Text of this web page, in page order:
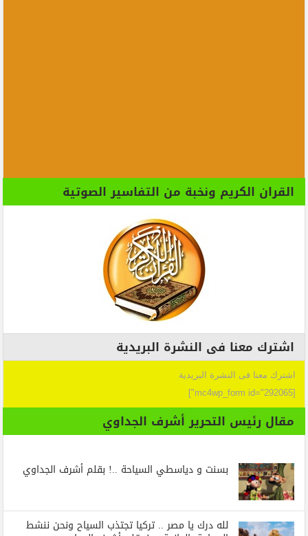
القران الكريم ونخبة من التفاسير الصوتية
اشترك معنا فى النشرة البريدية
اشترك معنا فى النشرة البريدية
[mc4wp_form id="292065"]
مقال رئيس التحرير أشرف الجداوي
بسنت و دياسطي السياحة ..! بقلم أشرف الجداوي
لله درك يا مصر .. تركيا تجتذب السياح ونحن ننشط